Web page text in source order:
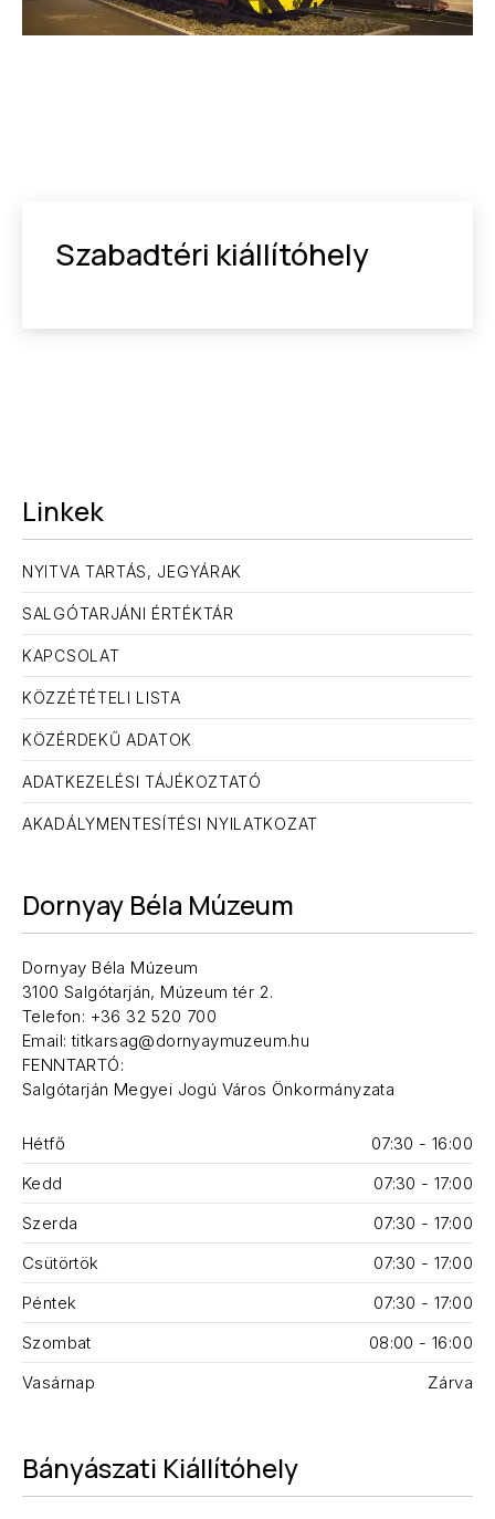
Szabadtéri kiállítóhely
Linkek
NYITVA TARTÁS, JEGYÁRAK
SALGÓTARJÁNI ÉRTÉKTÁR
KAPCSOLAT
KÖZZÉTÉTELI LISTA
KÖZÉRDEKŰ ADATOK
ADATKEZELÉSI TÁJÉKOZTATÓ
AKADÁLYMENTESÍTÉSI NYILATKOZAT
Dornyay Béla Múzeum
Dornyay Béla Múzeum
3100 Salgótarján, Múzeum tér 2.
Telefon: +36 32 520 700
Email: titkarsag@dornyaymuzeum.hu
FENNTARTÓ:
Salgótarján Megyei Jogú Város Önkormányzata
Hétfő
07:30 - 16:00
Kedd
07:30 - 17:00
Szerda
07:30 - 17:00
Csütörtök
07:30 - 17:00
Péntek
07:30 - 17:00
Szombat
08:00 - 16:00
Vasárnap
Zárva
Bányászati Kiállítóhely
ELŐZŐ